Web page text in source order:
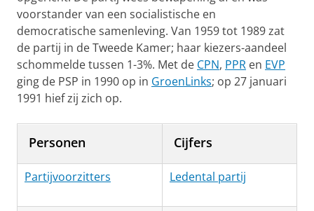
voorstander van een socialistische en
democratische samenleving. Van 1959 tot 1989 zat
de partij in de Tweede Kamer; haar kiezers-aandeel
schommelde tussen 1-3%. Met de CPN, PPR en EVP
ging de PSP in 1990 op in GroenLinks; op 27 januari
1991 hief zij zich op.
Personen Cijfers
Partijvoorzitters Ledental partij